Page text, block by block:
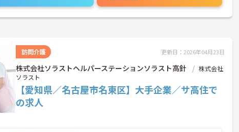
訪問介護 更新日：2026年04月23日
株式会社ソラストヘルパーステーションソラスト高針
株式会社
ソラスト
【愛知県／名古屋市名東区】大手企業／サ高住で
の求人